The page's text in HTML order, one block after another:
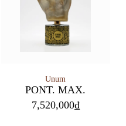
Unum
PONT. MAX.
7,520,000₫